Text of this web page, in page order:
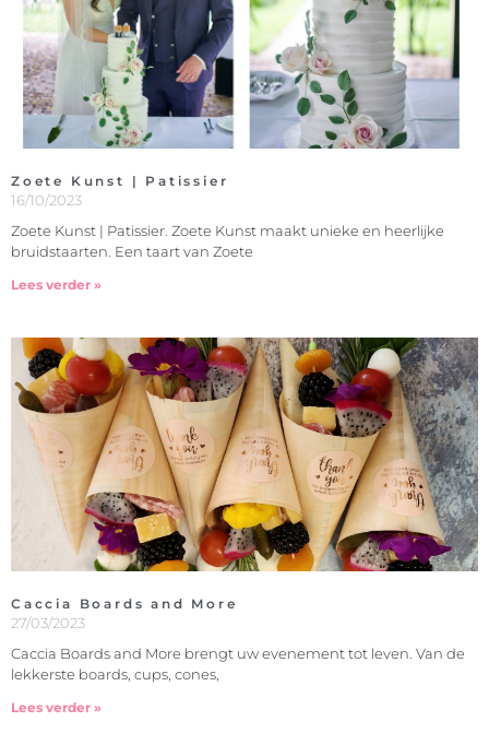
Zoete Kunst | Patissier
16/10/2023
Zoete Kunst | Patissier. Zoete Kunst maakt unieke en heerlijke
bruidstaarten. Een taart van Zoete
Lees verder »
Caccia Boards and More
27/03/2023
Caccia Boards and More brengt uw evenement tot leven. Van de
lekkerste boards, cups, cones,
Lees verder »